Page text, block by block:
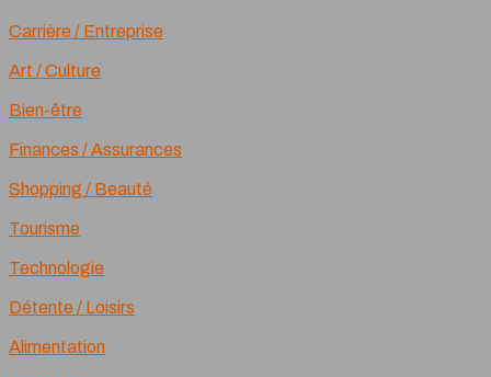
Carrière / Entreprise
Art / Culture
Bien-être
Finances / Assurances
Shopping / Beauté
Tourisme
Technologie
Détente / Loisirs
Alimentation